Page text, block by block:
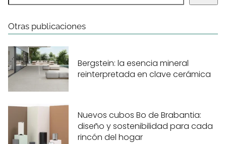
Otras publicaciones
Bergstein: la esencia mineral
reinterpretada en clave cerámica
Nuevos cubos Bo de Brabantia:
diseño y sostenibilidad para cada
rincón del hogar